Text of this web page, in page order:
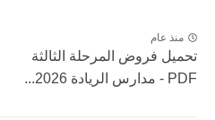
منذ عام
تحميل فروض المرحلة الثالثة
PDF - مدارس الريادة 2026...